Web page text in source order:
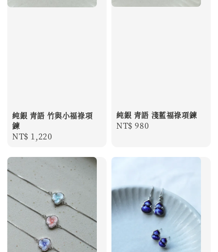
純銀 青語 竹與小福祿項
鍊
Regular
NT$ 1,220
純銀 青語 淺藍福祿項鍊
Regular
NT$ 980